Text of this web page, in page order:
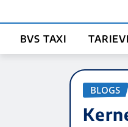
BVS TAXI
BLOGS